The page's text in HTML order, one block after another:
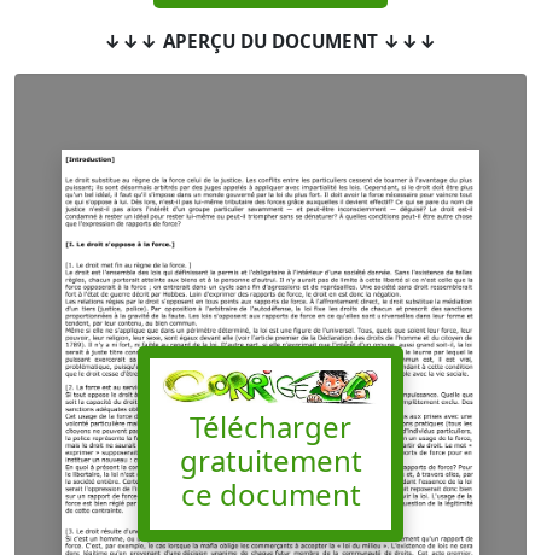
↓↓↓ APERÇU DU DOCUMENT ↓↓↓
Télécharger
gratuitement
ce document